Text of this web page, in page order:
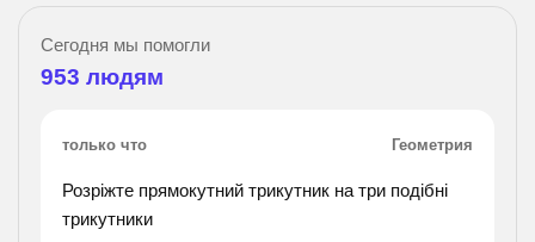
Сегодня мы помогли
953 людям
только что Геометрия
Розріжте прямокутний трикутник на три подібні
трикутники